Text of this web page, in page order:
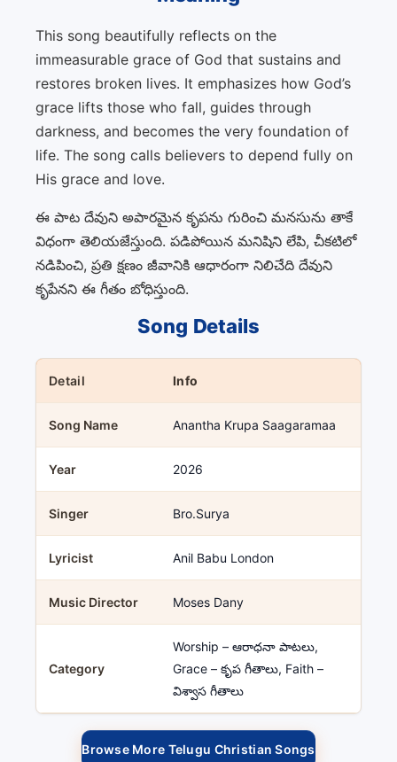
This song beautifully reflects on the
immeasurable grace of God that sustains and
restores broken lives. It emphasizes how God’s
grace lifts those who fall, guides through
darkness, and becomes the very foundation of
life. The song calls believers to depend fully on
His grace and love.
ఈ పాట దేవుని అపారమైన కృపను గురించి మనసును తాకే
విధంగా తెలియజేస్తుంది. పడిపోయిన మనిషిని లేపి, చీకటిలో
నడిపించి, ప్రతి క్షణం జీవానికి ఆధారంగా నిలిచేది దేవుని
కృపేనని ఈ గీతం బోధిస్తుంది.
Song Details
Detail Info
Song Name Anantha Krupa Saagaramaa
Year 2026
Singer Bro.Surya
Lyricist Anil Babu London
Music Director Moses Dany
Category
Worship – ఆరాధనా పాటలు,
Grace – కృప గీతాలు, Faith –
విశ్వాస గీతాలు
Browse More Telugu Christian Songs